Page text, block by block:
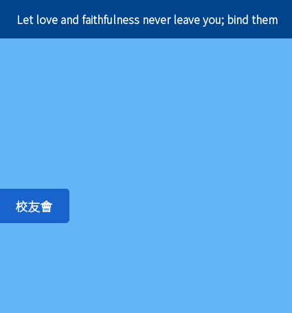
and faithfulness never leave you; bind them around
校友會